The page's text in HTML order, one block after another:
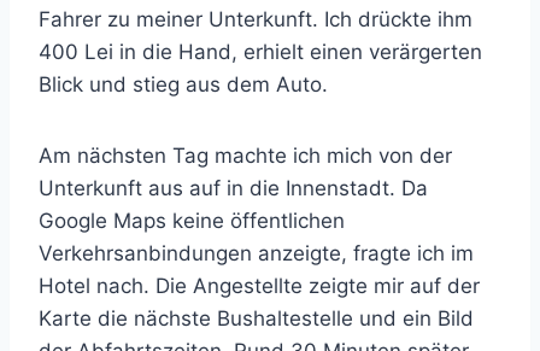
Fahrer zu meiner Unterkunft. Ich drückte ihm
400 Lei in die Hand, erhielt einen verärgerten
Blick und stieg aus dem Auto.
Am nächsten Tag machte ich mich von der
Unterkunft aus auf in die Innenstadt. Da
Google Maps keine öffentlichen
Verkehrsanbindungen anzeigte, fragte ich im
Hotel nach. Die Angestellte zeigte mir auf der
Karte die nächste Bushaltestelle und ein Bild